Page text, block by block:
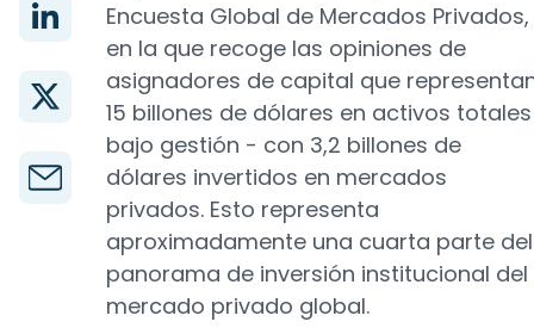
Encuesta Global de Mercados Privados,
en la que recoge las opiniones de
asignadores de capital que
15 billones de dólares en activos totales
bajo gestión - con 3,2 billones de
dólares invertidos en mercados
privados. Esto representa
aproximadamente una cuarta parte del
panorama de inversión institucional del
mercado privado global.